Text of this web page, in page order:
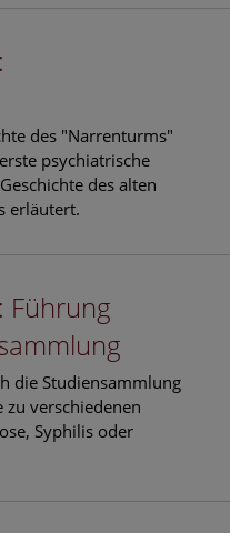
des "Narrenturms"
psychiatrische
des alten
erläutert.
Führung
die Studiensammlung
zu verschiedenen
Syphilis oder